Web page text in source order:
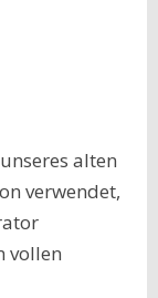
alten
verwendet,
vollen